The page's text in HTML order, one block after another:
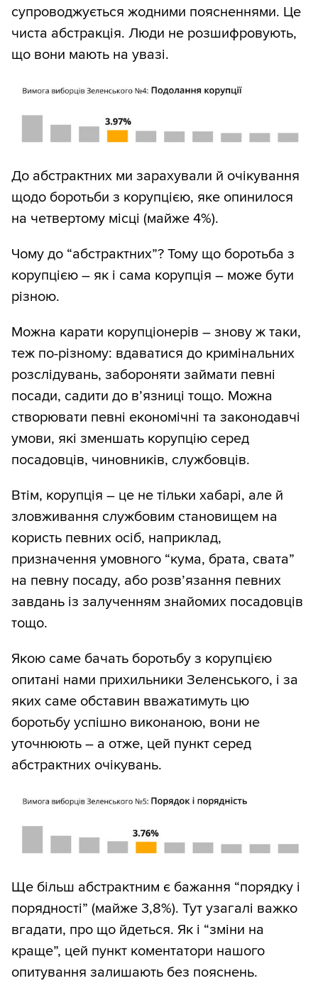
супроводжується жодними поясненнями. Це
чиста абстракція. Люди не розшифровують,
що вони мають на увазі.
До абстрактних ми зарахували й очікування
щодо боротьби з корупцією, яке опинилося
на четвертому місці (майже 4%).
Чому до “абстрактних”? Тому що боротьба з
корупцією – як і сама корупція – може бути
різною.
Можна карати корупціонерів – знову ж таки,
теж по-різному: вдаватися до кримінальних
розслідувань, забороняти займати певні
посади, садити до в’язниці тощо. Можна
створювати певні економічні та законодавчі
умови, які зменшать корупцію серед
посадовців, чиновників, службовців.
Втім, корупція – це не тільки хабарі, але й
зловживання службовим становищем на
користь певних осіб, наприклад,
призначення умовного “кума, брата, свата”
на певну посаду, або розв’язання певних
завдань із залученням знайомих посадовців
тощо.
Якою саме бачать боротьбу з корупцією
опитані нами прихильники Зеленського, і за
яких саме обставин вважатимуть цю
боротьбу успішно виконаною, вони не
уточнюють – а отже, цей пункт серед
абстрактних очікувань.
Ще більш абстрактним є бажання “порядку і
порядності” (майже 3,8%). Тут узагалі важко
вгадати, про що йдеться. Як і “зміни на
краще”, цей пункт коментатори нашого
опитування залишають без пояснень.